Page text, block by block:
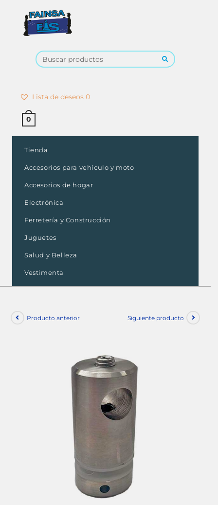
Lista de deseos 0
0
Tienda
Accesorios para vehículo y moto
Accesorios de hogar
Electrónica
Ferretería y Construcción
Juguetes
Salud y Belleza
Vestimenta
Producto anterior Siguiente producto